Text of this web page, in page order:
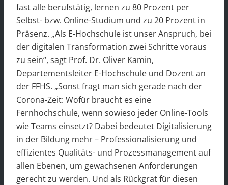
fast alle berufstätig, lernen zu 80 Prozent per
Selbst- bzw. Online-Studium und zu 20 Prozent in
Präsenz. „Als E-Hochschule ist unser Anspruch, bei
der digitalen Transformation zwei Schritte voraus
zu sein“, sagt Prof. Dr. Oliver Kamin,
Departementsleiter E-Hochschule und Dozent an
der FFHS. „Sonst fragt man sich gerade nach der
Corona-Zeit: Wofür braucht es eine
Fernhochschule, wenn sowieso jeder Online-Tools
wie Teams einsetzt? Dabei bedeutet Digitalisierung
in der Bildung mehr – Professionalisierung und
effizientes Qualitäts- und Prozessmanagement auf
allen Ebenen, um gewachsenen Anforderungen
gerecht zu werden. Und als Rückgrat für diesen